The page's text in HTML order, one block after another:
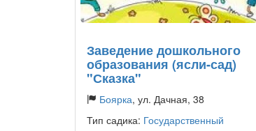
Заведение дошкольного
образования (ясли-сад)
"Сказка"
Боярка, ул. Дачная, 38
Тип садика: Государственный